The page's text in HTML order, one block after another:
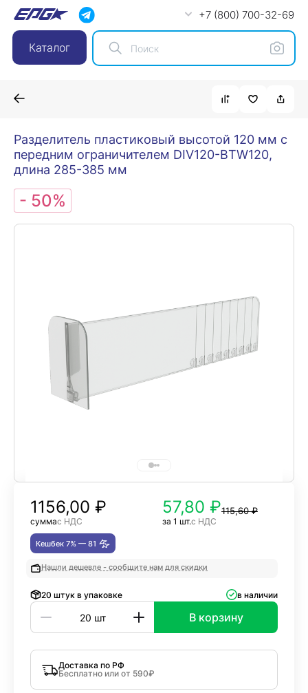
+7 (800) 700-32-69
Каталог
Разделитель пластиковый высотой 120 мм с
передним ограничителем DIV120-BTW120,
длина 285-385 мм
- 50%
1156,00 ₽
суммас НДС
57,80 ₽115,60 ₽
за 1 шт.с НДС
Кешбек 7% — 81
Нашли дешевле - сообщите нам для скидки
20 штук в упаковке в наличии
В корзину
Доставка по РФ
Бесплатно или от 590₽